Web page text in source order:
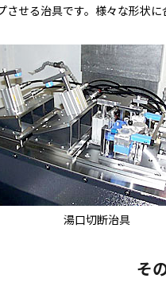
させる治具です。様々な形状に
湯口切断治具
そ